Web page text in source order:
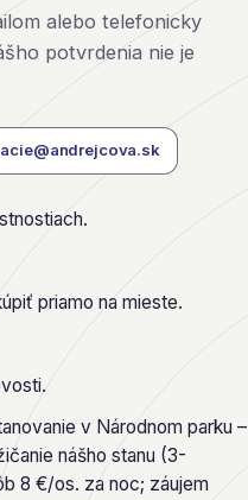
alebo telefonicky
potvrdenia nie je
priamo na mieste.
v Národnom parku –
nášho stanu (3-
8 €/os. za noc; záujem